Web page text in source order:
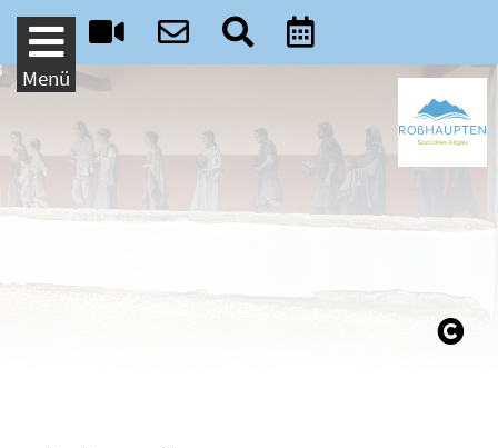
Weiter zum Inhalt
Menü